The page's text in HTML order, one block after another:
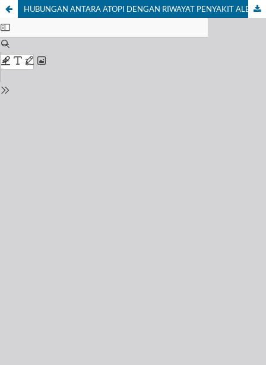
HUBUNGAN ANTARA ATOPI DENGAN RIWAYAT PENYAKIT ALERGI DALAM KELUARGA DAN MANIFESTASI PENYAKIT ALERGI PADA BALITA